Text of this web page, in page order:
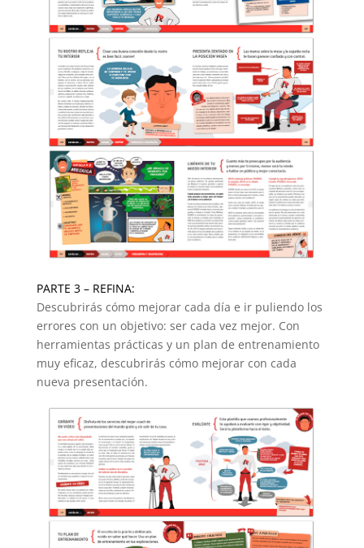
PARTE 3 – REFINA:
Descubrirás cómo mejorar cada día e ir puliendo los
errores con un objetivo: ser cada vez mejor. Con
herramientas prácticas y un plan de entrenamiento
muy eficaz, descubrirás cómo mejorar con cada
nueva presentación.